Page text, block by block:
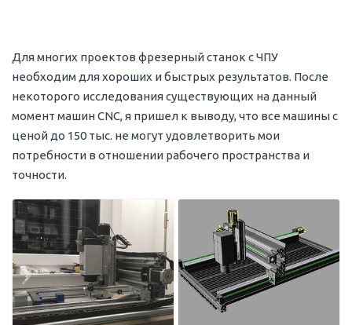
Для многих проектов фрезерный станок с ЧПУ
необходим для хороших и быстрых результатов. После
некоторого исследования существующих на данный
момент машин CNC, я пришел к выводу, что все машины с
ценой до 150 тыс. не могут удовлетворить мои
потребности в отношении рабочего пространства и
точности.